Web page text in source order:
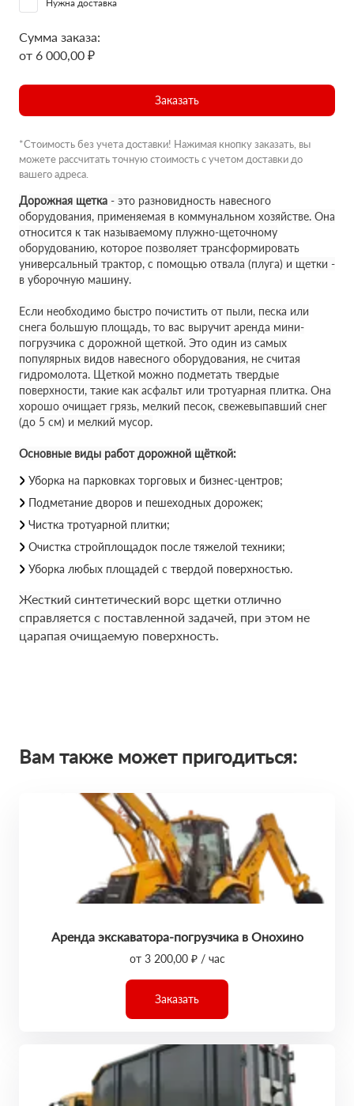
Нужна доставка
Сумма заказа:
от 6 000,00 ₽
Заказать
*Стоимость без учета доставки! Нажимая кнопку заказать, вы
можете рассчитать точную стоимость с учетом доставки до
вашего адреса.
Дорожная щетка - это разновидность навесного
оборудования, применяемая в коммунальном хозяйстве. Она
относится к так называемому плужно-щеточному
оборудованию, которое позволяет трансформировать
универсальный трактор, с помощью отвала (плуга) и щетки -
в уборочную машину.
Если необходимо быстро почистить от пыли, песка или
снега большую площадь, то вас выручит аренда мини-
погрузчика с дорожной щеткой. Это один из самых
популярных видов навесного оборудования, не считая
гидромолота. Щеткой можно подметать твердые
поверхности, такие как асфальт или тротуарная плитка. Она
хорошо очищает грязь, мелкий песок, свежевыпавший снег
(до 5 см) и мелкий мусор.
Основные виды работ дорожной щёткой:
Уборка на парковках торговых и бизнес-центров;
Подметание дворов и пешеходных дорожек;
Чистка тротуарной плитки;
Очистка стройплощадок после тяжелой техники;
Уборка любых площадей с твердой поверхностью.
Жесткий синтетический ворс щетки отлично
справляется с поставленной задачей, при этом не
царапая очищаемую поверхность.
Вам также может пригодиться:
Аренда экскаватора-погрузчика в Онохино
от 3 200,00 ₽ / час
Заказать